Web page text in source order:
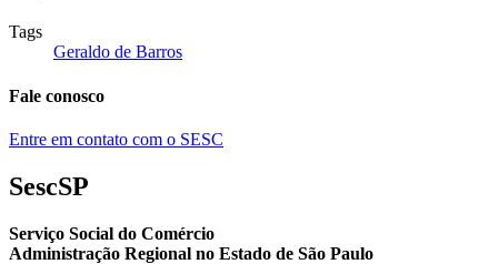
Tags
Geraldo de Barros
Fale conosco
Entre em contato com o SESC
SescSP
Serviço Social do Comércio
Administração Regional no Estado de São Paulo